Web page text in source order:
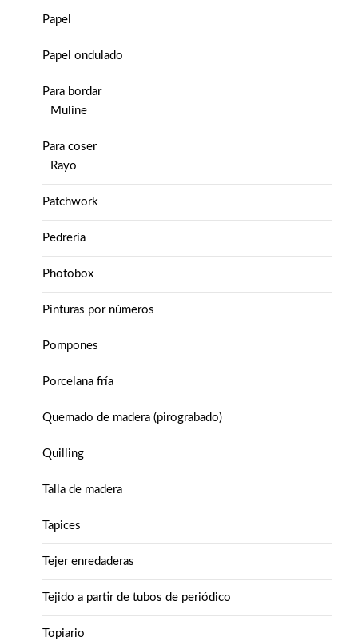
Papel
Papel ondulado
Para bordar
Muline
Para coser
Rayo
Patchwork
Pedrería
Photobox
Pinturas por números
Pompones
Porcelana fría
Quemado de madera (pirograbado)
Quilling
Talla de madera
Tapices
Tejer enredaderas
Tejido a partir de tubos de periódico
Topiario